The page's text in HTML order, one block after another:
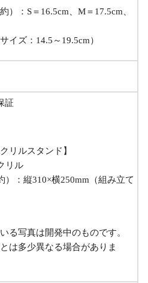
）：S＝16.5cm、M＝17.5cm、
イズ：14.5～19.5cm）
証
リルスタンド】
リル
）：縦310×横250mm（組み立て
る写真は開発中のものです。
は多少異なる場合がありま